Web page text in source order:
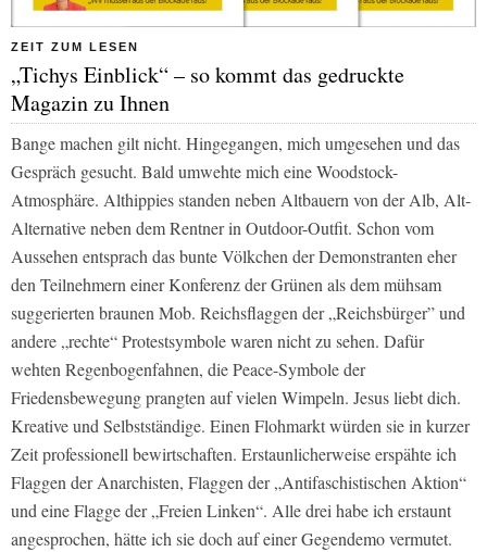
ZEIT ZUM LESEN
„Tichys Einblick“ – so kommt das gedruckte
Magazin zu Ihnen
Bange machen gilt nicht. Hingegangen, mich umgesehen und das
Gespräch gesucht. Bald umwehte mich eine Woodstock-
Atmosphäre. Althippies standen neben Altbauern von der Alb, Alt-
Alternative neben dem Rentner in Outdoor-Outfit. Schon vom
Aussehen entsprach das bunte Völkchen der Demonstranten eher
den Teilnehmern einer Konferenz der Grünen als dem mühsam
suggerierten braunen Mob. Reichsflaggen der „Reichsbürger” und
andere „rechte“ Protestsymbole waren nicht zu sehen. Dafür
wehten Regenbogenfahnen, die Peace-Symbole der
Friedensbewegung prangten auf vielen Wimpeln. Jesus liebt dich.
Kreative und Selbstständige. Einen Flohmarkt würden sie in kurzer
Zeit professionell bewirtschaften. Erstaunlicherweise erspähte ich
Flaggen der Anarchisten, Flaggen der „Antifaschistischen Aktion“
und eine Flagge der „Freien Linken“. Alle drei habe ich erstaunt
angesprochen, hätte ich sie doch auf einer Gegendemo vermutet.